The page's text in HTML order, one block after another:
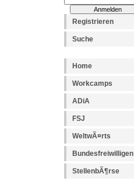
Registrieren
Suche
Home
Workcamps
ADiA
FSJ
WeltwÃ¤rts
Bundesfreiwilligen
StellenbÃ¶rse